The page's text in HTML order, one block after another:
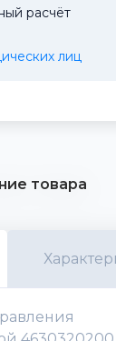
расчёт
лиц
товара